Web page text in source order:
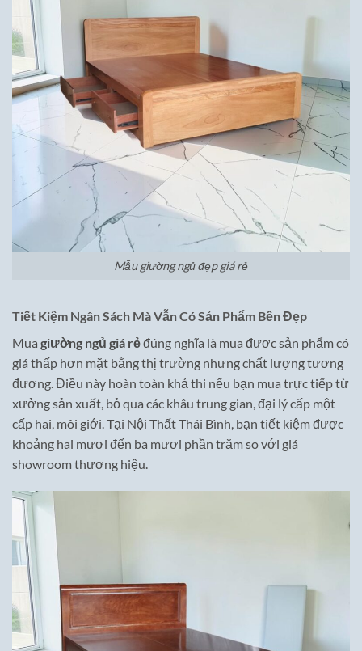
Mẫu giường ngủ đẹp giá rẻ
Tiết Kiệm Ngân Sách Mà Vẫn Có Sản Phẩm Bền Đẹp
Mua giường ngủ giá rẻđúng nghĩa là mua được sản phẩm có
giá thấp hơn mặt bằng thị trường nhưng chất lượng tương
đương. Điều này hoàn toàn khả thi nếu bạn mua trực tiếp từ
xưởng sản xuất, bỏ qua các khâu trung gian, đại lý cấp một
cấp hai, môi giới. Tại Nội Thất Thái Bình, bạn tiết kiệm được
khoảng hai mươi đến ba mươi phần trăm so với giá
showroom thương hiệu.